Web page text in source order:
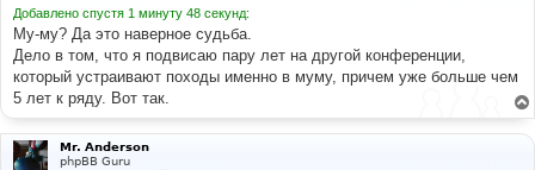
е
н
и
е
Добавлено спустя 1 минуту 48 секунд:
Му-му? Да это наверное судьба.
Дело в том, что я подвисаю пару лет на другой конференции,
который устраивают походы именно в муму, причем уже больше чем
5 лет к ряду. Вот так.
Mr. Anderson
phpBB Guru